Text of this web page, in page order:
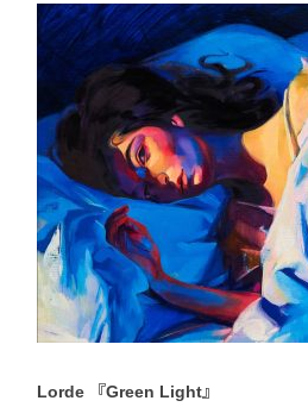
Lorde 『Green Light』